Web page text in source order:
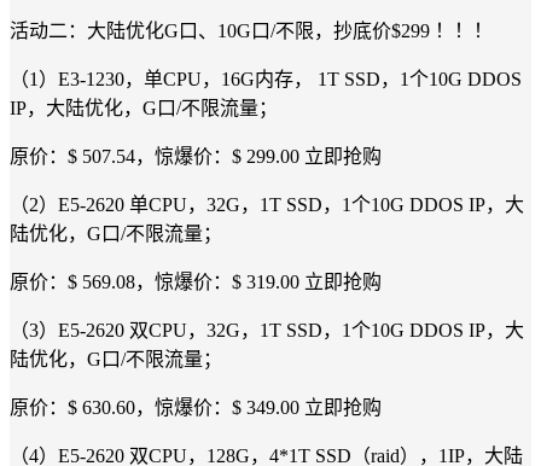
活动二：大陆优化G口、10G口/不限，抄底价$299 ！！！
（1）E3-1230，单CPU，16G内存， 1T SSD，1个10G DDOS
IP，大陆优化，G口/不限流量；
原价：$ 507.54，惊爆价：$ 299.00 立即抢购
（2）E5-2620 单CPU，32G，1T SSD，1个10G DDOS IP，大
陆优化，G口/不限流量；
原价：$ 569.08，惊爆价：$ 319.00 立即抢购
（3）E5-2620 双CPU，32G，1T SSD，1个10G DDOS IP，大
陆优化，G口/不限流量；
原价：$ 630.60，惊爆价：$ 349.00 立即抢购
（4）E5-2620 双CPU，128G，4*1T SSD（raid），1IP，大陆